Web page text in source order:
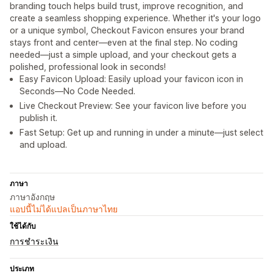
branding touch helps build trust, improve recognition, and
create a seamless shopping experience. Whether it's your logo
or a unique symbol, Checkout Favicon ensures your brand
stays front and center—even at the final step. No coding
needed—just a simple upload, and your checkout gets a
polished, professional look in seconds!
Easy Favicon Upload: Easily upload your favicon icon in
Seconds—No Code Needed.
Live Checkout Preview: See your favicon live before you
publish it.
Fast Setup: Get up and running in under a minute—just select
and upload.
ภาษา
ภาษาอังกฤษ
แอปนี้ไม่ได้แปลเป็นภาษาไทย
ใช้ได้กับ
การชำระเงิน
ประเภท